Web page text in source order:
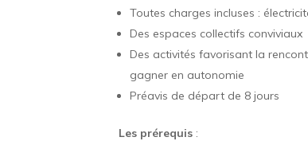
Toutes charges incluses :
Des espaces collectifs conviviaux
Des activités favorisant la
gagner en autonomie
Préavis de départ de 8 jours
Les prérequis :